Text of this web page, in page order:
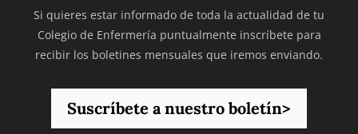
Si quieres estar informado de toda la actualidad de tu
Colegio de Enfermería puntualmente inscríbete para
recibir los boletines mensuales que iremos enviando.
Suscríbete a nuestro boletín>